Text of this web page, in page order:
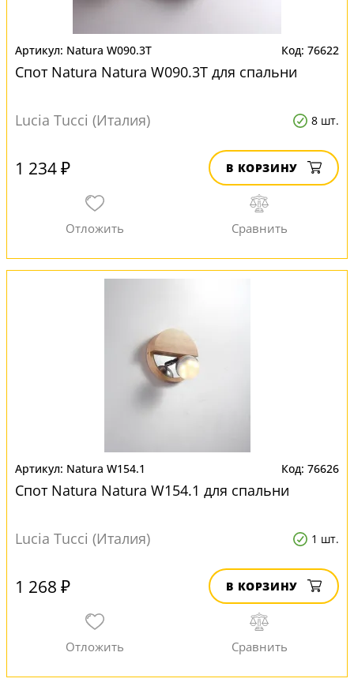
Natura W090.3T 76622
Спот Natura Natura W090.3T для спальни
Lucia Tucci (Италия) 8 шт.
1 234 ₽ В КОРЗИНУ
Natura W154.1 76626
Спот Natura Natura W154.1 для спальни
Lucia Tucci (Италия) 1 шт.
1 268 ₽ В КОРЗИНУ